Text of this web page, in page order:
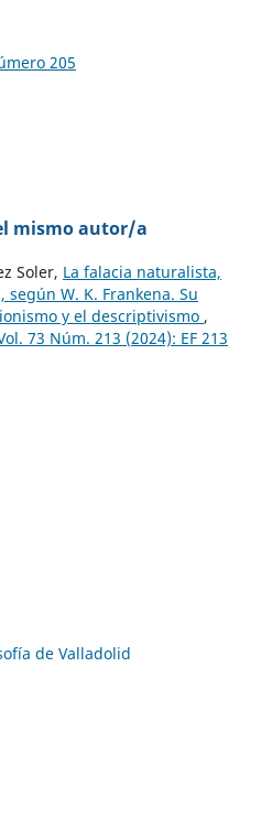
205
mismo autor/a
Soler, La falacia naturalista,
W. K. Frankena. Su
y el descriptivismo ,
73 Núm. 213 (2024): EF 213
de Valladolid